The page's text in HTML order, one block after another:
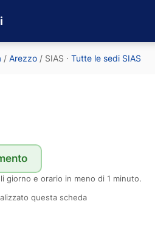
/ Arezzo / SIAS · Tutte le sedi SIAS
giorno e orario in meno di 1 minuto.
questa scheda